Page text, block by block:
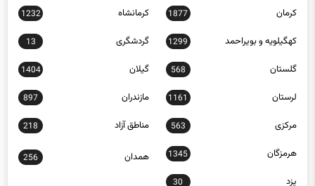
کهگیلویه و بویراحمد 1299 گردشگری 13
گلستان 568 گیلان 1404
لرستان 1161 مازندران 897
مرکزی 563 مناطق آزاد 218
هرمزگان 1345
256
یزد 30